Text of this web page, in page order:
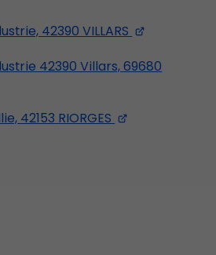
42390 VILLARS
42390 Villars,69680
42153 RIORGES